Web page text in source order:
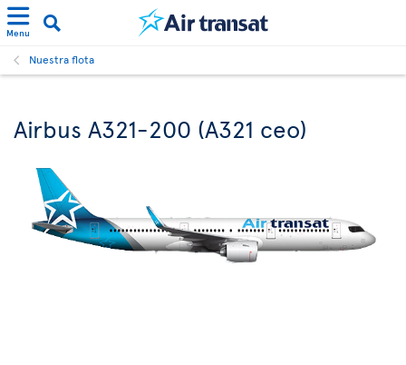
Menu
Nuestra flota
Airbus A321-200 (A321 ceo)